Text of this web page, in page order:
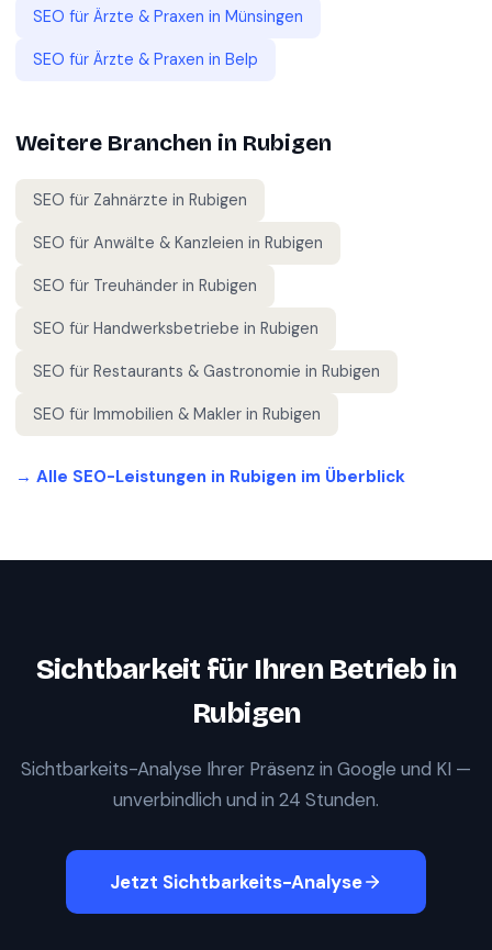
SEO für Ärzte & Praxen in Münsingen
SEO für Ärzte & Praxen in Belp
Weitere Branchen in Rubigen
SEO für Zahnärzte in Rubigen
SEO für Anwälte & Kanzleien in Rubigen
SEO für Treuhänder in Rubigen
SEO für Handwerksbetriebe in Rubigen
SEO für Restaurants & Gastronomie in Rubigen
SEO für Immobilien & Makler in Rubigen
→ Alle SEO-Leistungen in Rubigen im Überblick
Sichtbarkeit für Ihren Betrieb in
Rubigen
Sichtbarkeits-Analyse Ihrer Präsenz in Google und KI —
unverbindlich und in 24 Stunden.
Jetzt Sichtbarkeits-Analyse